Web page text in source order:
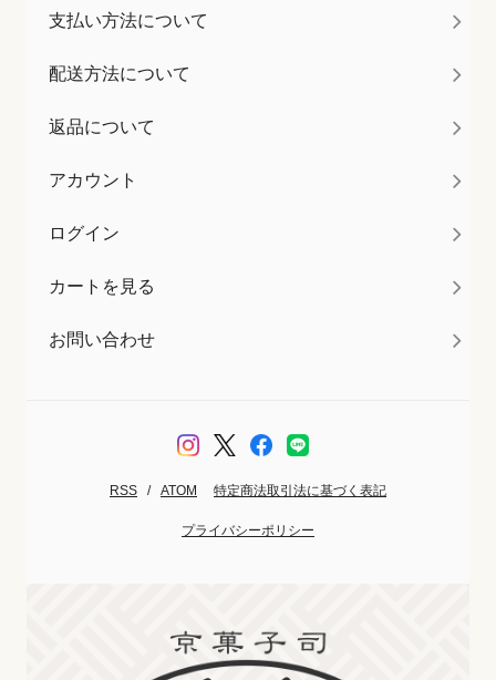
支払い方法について
配送方法について
返品について
アカウント
ログイン
カートを見る
お問い合わせ
RSS / ATOM 特定商法取引法に基づく表記
プライバシーポリシー